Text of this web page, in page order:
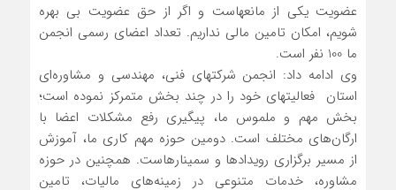
عضویت یکی از مانعهاست و اگر از حق عضویت بی بهره
شویم، امکان تامین مالی نداریم. تعداد اعضای رسمی انجمن
ما 100 نفر است.
وی ادامه داد: انجمن شرکتهای فنی، مهندسی و مشاوره‌ای
استان فعالیتهای خود را در چند بخش متمرکز نموده است؛
بخش مهم و ملموس ما، پیگیری رفع مشکلات اعضا با
ارگان‌های مختلف است. دومین حوزه مهم کاری ما، آموزش
از مسیر برگزاری رویدادها و سمینارهاست. همچنین در حوزه
مشاوره، خدمات متنوعی در زمینه‌های مالیات، تامین